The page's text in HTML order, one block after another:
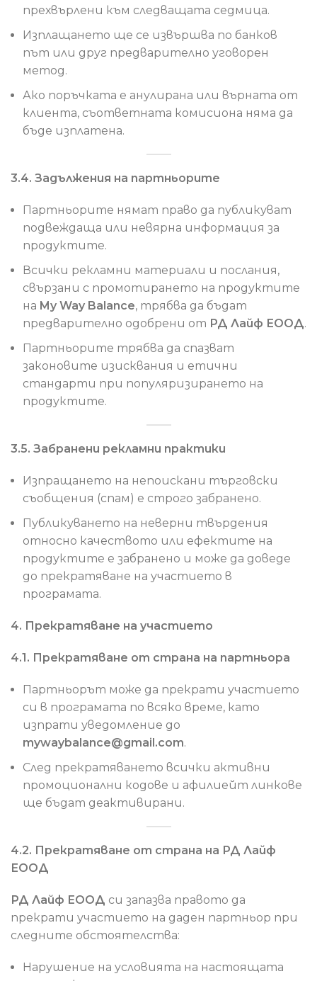
прехвърлени към следващата седмица.
Изплащането ще се извършва по банков
път или друг предварително уговорен
метод.
Ако поръчката е анулирана или върната от
клиента, съответната комисиона няма да
бъде изплатена.
3.4. Задължения на партньорите
Партньорите нямат право да публикуват
подвеждаща или невярна информация за
продуктите.
Всички рекламни материали и послания,
свързани с промотирането на продуктите
на My Way Balance, трябва да бъдат
предварително одобрени от РД Лайф ЕООД.
Партньорите трябва да спазват
законовите изисквания и етични
стандарти при популяризирането на
продуктите.
3.5. Забранени рекламни практики
Изпращането на непоискани търговски
съобщения (спам) е строго забранено.
Публикуването на неверни твърдения
относно качеството или ефектите на
продуктите е забранено и може да доведе
до прекратяване на участието в
програмата.
4. Прекратяване на участието
4.1. Прекратяване от страна на партньора
Партньорът може да прекрати участието
си в програмата по всяко време, като
изпрати уведомление до
mywaybalance@gmail.com.
След прекратяването всички активни
промоционални кодове и афилиейт линкове
ще бъдат деактивирани.
4.2. Прекратяване от страна на РД Лайф
ЕООД
РД Лайф ЕООД си запазва правото да
прекрати участието на даден партньор при
следните обстоятелства:
Нарушение на условията на настоящата